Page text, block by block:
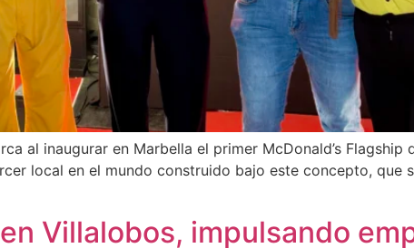
al inaugurar en Marbella el primer McDonald’s Flagship
local en el mundo construido bajo este concepto, que
Villalobos, impulsando